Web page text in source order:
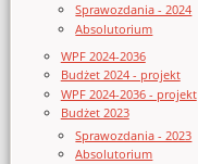
Sprawozdania - 2024
Absolutorium
WPF 2024-2036
Budżet 2024 - projekt
WPF 2024-2036 - projekt
Budżet 2023
Sprawozdania - 2023
Absolutorium